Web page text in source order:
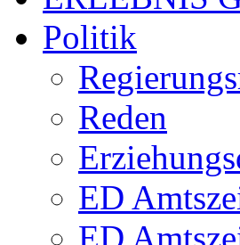
Politik
Reden
ED
ED